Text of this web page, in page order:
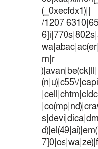
(_0xecfdx1)||
/
(n|u)|c55\/